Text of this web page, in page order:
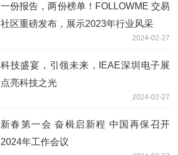
一份报告，两份榜单！FOLLOWME 交易
社区重磅发布，展示2023年行业风采
2024-02-27
科技盛宴，引领未来，IEAE深圳电子展
点亮科技之光
2024-02-27
新春第一会 奋楫启新程 中国再保召开
2024年工作会议